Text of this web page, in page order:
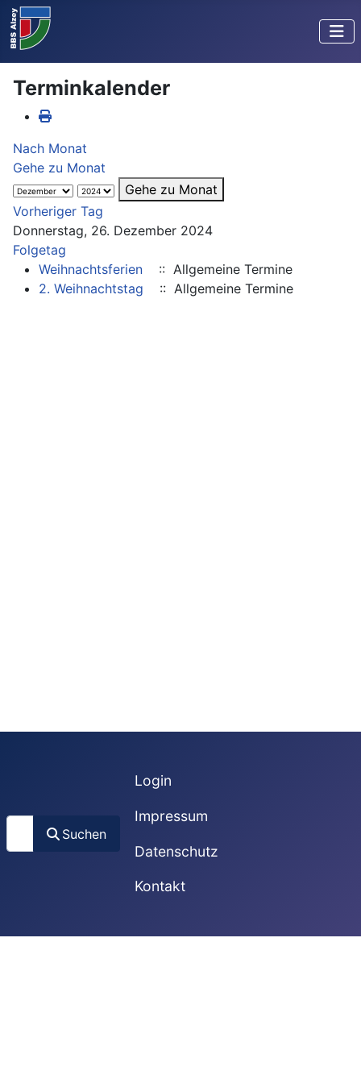
Terminkalender
Nach Monat
Gehe zu Monat
Gehe zu Monat
Vorheriger Tag
Donnerstag, 26. Dezember 2024
Folgetag
Weihnachtsferien
:: Allgemeine Termine
2. Weihnachtstag
:: Allgemeine Termine
Suchen
Suchen
Login
Impressum
Datenschutz
Kontakt